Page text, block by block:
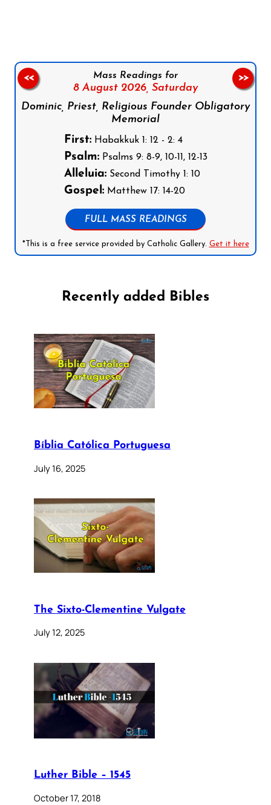
Mass Readings for
8 August 2026, Saturday
Dominic, Priest, Religious Founder Obligatory
Memorial
First:Habakkuk 1: 12 - 2: 4
Psalm:Psalms 9: 8-9, 10-11, 12-13
Alleluia:Second Timothy 1: 10
Gospel:Matthew 17: 14-20
FULL MASS READINGS
*This is a free service provided by Catholic Gallery. Get it here
<< >>
Recently added Bibles
Bíblia Católica Portuguesa
July 16, 2025
The Sixto-Clementine Vulgate
July 12, 2025
Luther Bible – 1545
October 17, 2018